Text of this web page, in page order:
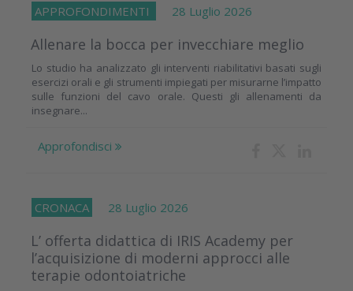
APPROFONDIMENTI 28 Luglio 2026
Allenare la bocca per invecchiare meglio
Lo studio ha analizzato gli interventi riabilitativi basati sugli
esercizi orali e gli strumenti impiegati per misurarne l’impatto
sulle funzioni del cavo orale. Questi gli allenamenti da
insegnare...
Approfondisci
CRONACA 28 Luglio 2026
L’ offerta didattica di IRIS Academy per
l’acquisizione di moderni approcci alle
terapie odontoiatriche